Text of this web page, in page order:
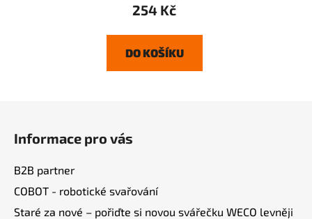
254 Kč
DO KOŠÍKU
Informace pro vás
B2B partner
COBOT - robotické svařování
Staré za nové – pořiďte si novou svářečku WECO levněji